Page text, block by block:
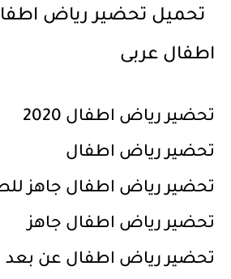
اطفال عربى
تحضير رياض اطفال 2020
تحضير رياض اطفال
تحضير رياض اطفال جاهز
تحضير رياض اطفال جاهز
تحضير رياض اطفال عن بعد